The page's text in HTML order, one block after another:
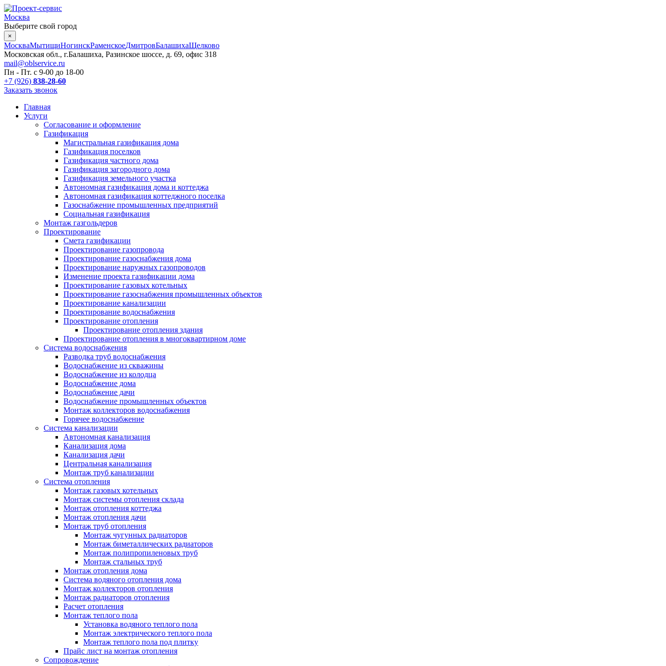
Москва
Выберите свой город
×
МоскваМытищиНогинскРаменскоеДмитровБалашихаЩелково
Московская обл., г.Балашиха, Разинское шоссе, д. 69, офис 318
mail@oblservice.ru
Пн - Пт. с 9-00 до 18-00
+7 (926) 838-28-60
Заказать звонок
Главная
Услуги
Согласование и оформление
Газификация
Магистральная газификация дома
Газификация поселков
Газификация частного дома
Газификация загородного дома
Газификация земельного участка
Автономная газификация дома и коттеджа
Автономная газификация коттеджного поселка
Газоснабжение промышленных предприятий
Социальная газификация
Монтаж газгольдеров
Проектирование
Смета газификации
Проектирование газопровода
Проектирование газоснабжения дома
Проектирование наружных газопроводов
Изменение проекта газификации дома
Проектирование газовых котельных
Проектирование газоснабжения промышленных объектов
Проектирование канализации
Проектирование водоснабжения
Проектирование отопления
Проектирование отопления здания
Проектирование отопления в многоквартирном доме
Система водоснабжения
Разводка труб водоснабжения
Водоснабжение из скважины
Водоснабжение из колодца
Водоснабжение дома
Водоснабжение дачи
Водоснабжение промышленных объектов
Монтаж коллекторов водоснабжения
Горячее водоснабжение
Система канализации
Автономная канализация
Канализация дома
Канализация дачи
Центральная канализация
Монтаж труб канализации
Система отопления
Монтаж газовых котельных
Монтаж системы отопления склада
Монтаж отопления коттеджа
Монтаж отопления дачи
Монтаж труб отопления
Монтаж чугунных радиаторов
Монтаж биметаллических радиаторов
Монтаж полипропиленовых труб
Монтаж стальных труб
Монтаж отопления дома
Система водяного отопления дома
Монтаж коллекторов отопления
Монтаж радиаторов отопления
Расчет отопления
Монтаж теплого пола
Установка водяного теплого пола
Монтаж электрического теплого пола
Монтаж теплого пола под плитку
Прайс лист на монтаж отопления
Сопровождение